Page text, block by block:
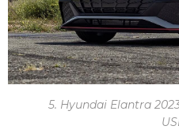
5. Hyundai Elantra